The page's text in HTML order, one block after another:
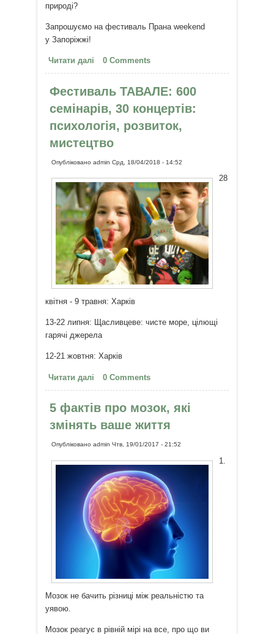
природі?
Запрошуємо на фестиваль Прана weekend
у Запоріжжі!
Читати далі про Поїхали на Прана weekend
22-23.09!
0 Comments
Фестиваль ТАВАЛЕ: 600
семінарів, 30 концертів:
психологія, розвиток,
мистецтво
Опублікованоadmin Срд, 18/04/2018 - 14:52
28
квітня - 9 травня: Харків
13-22 липня: Щасливцеве: чисте море, цілющі
гарячі джерела
12-21 жовтня: Харків
Читати далі про Фестиваль ТАВАЛЕ: 600
семінарів, 30 концертів:
психологія, розвиток, мистецтво
0 Comments
5 фактів про мозок, які
змінять ваше життя
Опублікованоadmin Чтв, 19/01/2017 - 21:52
1.
Мозок не бачить різниці між реальністю та
уявою.
Мозок реагує в рівній мірі на все, про що ви